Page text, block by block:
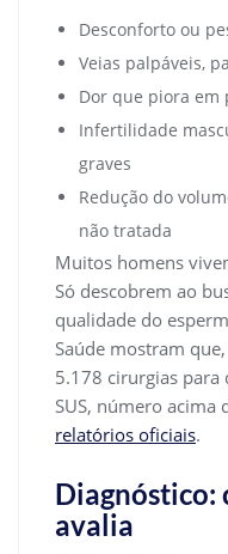
Desconforto ou
Veias palpáveis,
Dor que piora em
Infertilidade
graves
Redução do
não tratada
Muitos homens
Só descobrem ao
qualidade do
Saúde mostram
5.178 cirurgias para
SUS, número acima
relatórios oficiais.
Diagnóstico:
avalia